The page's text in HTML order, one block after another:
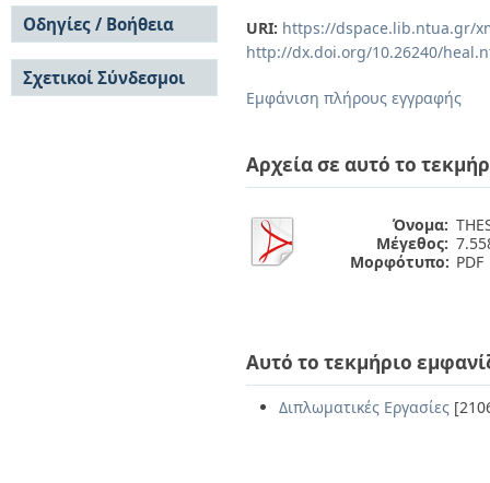
URI: https://dspace.lib.ntua.gr/
http://dx.doi.org/10.26240/
Εμφάνιση πλήρους εγγραφής
Αρχεία σε αυτό το
Όνομα:
Μέγεθος:
Μορφότυπο: PDF
Αυτό το τεκμήριο
Διπλωματικές Εργασίες
Ανά Ημερομηνία
Έκδοσης
Συγγραφείς
Τίτλοι
Θέματα
Εγγραφή
Οδηγίες / Βοήθεια
Οδηγίες Υποβολής
Οδηγίες Χρήσης ΙΑ
Συχνές Ερωτήσεις
Σχετικοί Σύνδεσμοι